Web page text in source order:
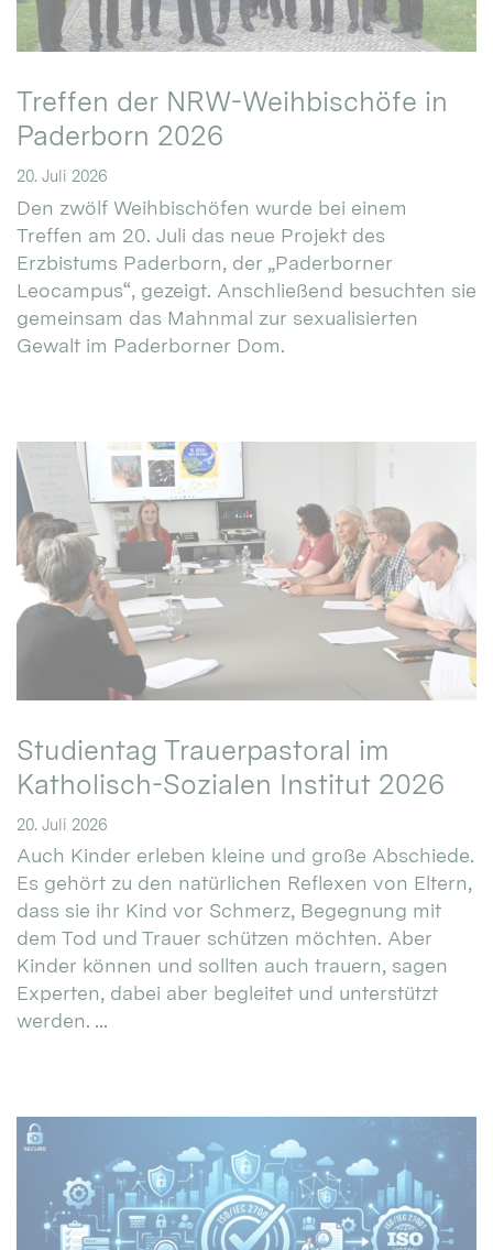
Treffen der NRW-Weihbischöfe in
Paderborn 2026
20. Juli 2026
Den zwölf Weihbischöfen wurde bei einem
Treffen am 20. Juli das neue Projekt des
Erzbistums Paderborn, der „Paderborner
Leocampus“, gezeigt. Anschließend besuchten sie
gemeinsam das Mahnmal zur sexualisierten
Gewalt im Paderborner Dom.
Studientag Trauerpastoral im
Katholisch-Sozialen Institut 2026
20. Juli 2026
Auch Kinder erleben kleine und große Abschiede.
Es gehört zu den natürlichen Reflexen von Eltern,
dass sie ihr Kind vor Schmerz, Begegnung mit
dem Tod und Trauer schützen möchten. Aber
Kinder können und sollten auch trauern, sagen
Experten, dabei aber begleitet und unterstützt
werden. ...